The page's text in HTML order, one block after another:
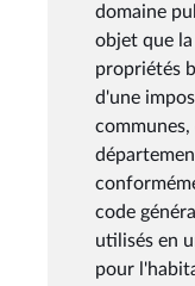
domaine
objet que
propriétés
d'une
code
utilisés en
pour